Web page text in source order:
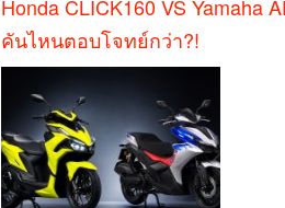
Honda CLICK160 VS Yamaha
คันไหนตอบโจทย์กว่า?!